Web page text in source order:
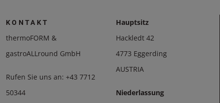
KONTAKT
thermoFORM &
gastroALLround GmbH
Rufen Sie uns an: +43 7712
50344
Hauptsitz
Hackledt 42
4773 Eggerding
AUSTRIA
Niederlassung